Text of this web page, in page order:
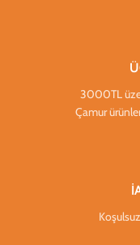
3000TL
Çamur